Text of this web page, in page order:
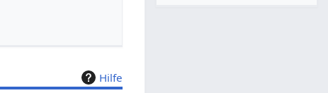
Hilfe